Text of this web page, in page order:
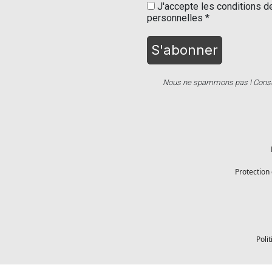
J'accepte les conditions
personnelles *
Nous ne spammons pas !
Protection